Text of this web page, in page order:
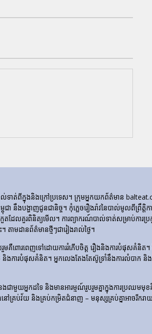
ត់​ពី​ក្នុង​និង​ក្រៅ​ប្រទេស។ ក្រុមអ្នកយកព័ត៌មាន
បង្ហាញជូនជានិច្ច។ កុំភ្លេចរឿងរ៉ាវនៃបាល់មូលពីព្រឹត្
លគួរពិនិត្យមើល។ ការព្យាករណ៍បាល់ទាត់សម្រាប់ការប្
មដានព័ត៌មានថ្មីៗជារៀងរាល់ថ្ងៃ។
ម​គឺ​ពោរពេញ​ទៅ​ដោយ​ការ​រំភើប​ចិត្ត រឿង​និង​ការ​បំផុស​គំ
ង​ការ​បំផុស​គំនិត។ អ្នកលេងតែងតែស៊ូទ្រាំនឹងការលំបាក និង
មួយអ្នកដទៃ និងមានអារម្មណ៍រួបរួមគ្នាក្នុងការប្រឈមមុខ
ៅគ្រប់វ័យ និងគ្រប់កម្រិតជំនាញ – មនុស្សគ្រប់គ្នាអាចរីករា